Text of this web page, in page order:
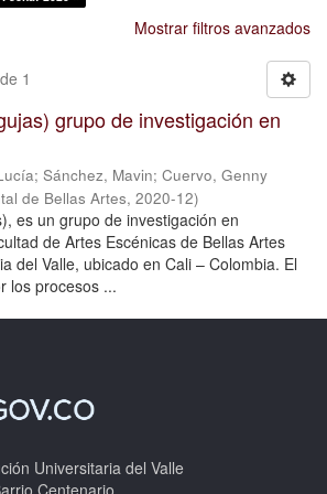
Mostrar filtros avanzados
1
grupo de investigación en
; Sánchez, Mavin; Cuervo, Genny
de Bellas Artes, 2020-12)
es un grupo de investigación en
de Artes Escénicas de Bellas Artes
del Valle, ubicado en Cali – Colombia. El
los procesos ...
Universitaria del Valle
Centenario